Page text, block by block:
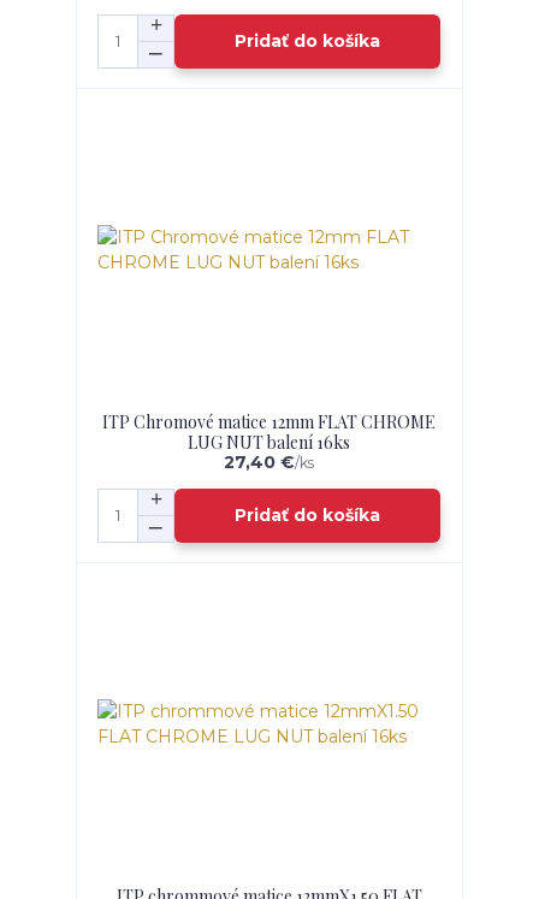
Pridať do košíka
ITP Chromové matice 12mm FLAT CHROME
LUG NUT balení 16ks
27,40 €/ks
Pridať do košíka